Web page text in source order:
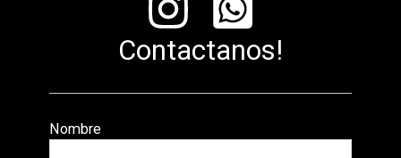
Contactanos!
Nombre